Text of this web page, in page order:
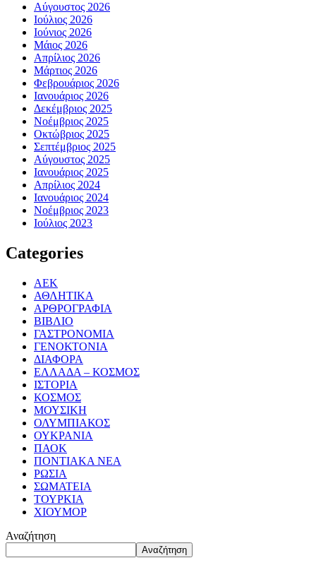
Αύγουστος 2026
Ιούλιος 2026
Ιούνιος 2026
Μάιος 2026
Απρίλιος 2026
Μάρτιος 2026
Φεβρουάριος 2026
Ιανουάριος 2026
Δεκέμβριος 2025
Νοέμβριος 2025
Οκτώβριος 2025
Σεπτέμβριος 2025
Αύγουστος 2025
Ιανουάριος 2025
Απρίλιος 2024
Ιανουάριος 2024
Νοέμβριος 2023
Ιούλιος 2023
Categories
ΑΕΚ
ΑΘΛΗΤΙΚΑ
ΑΡΘΡΟΓΡΑΦΙΑ
ΒΙΒΛΙΟ
ΓΑΣΤΡΟΝΟΜΙΑ
ΓΕΝΟΚΤΟΝΙΑ
ΔΙΑΦΟΡΑ
ΕΛΛΑΔΑ – ΚΟΣΜΟΣ
ΙΣΤΟΡΙΑ
ΚΟΣΜΟΣ
ΜΟΥΣΙΚΗ
ΟΛΥΜΠΙΑΚΟΣ
ΟΥΚΡΑΝΙΑ
ΠΑΟΚ
ΠΟΝΤΙΑΚΑ ΝΕΑ
ΡΩΣΙΑ
ΣΩΜΑΤΕΙΑ
ΤΟΥΡΚΙΑ
ΧΙΟΥΜΟΡ
Αναζήτηση
Αναζήτηση